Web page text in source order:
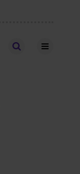
Stellen finden